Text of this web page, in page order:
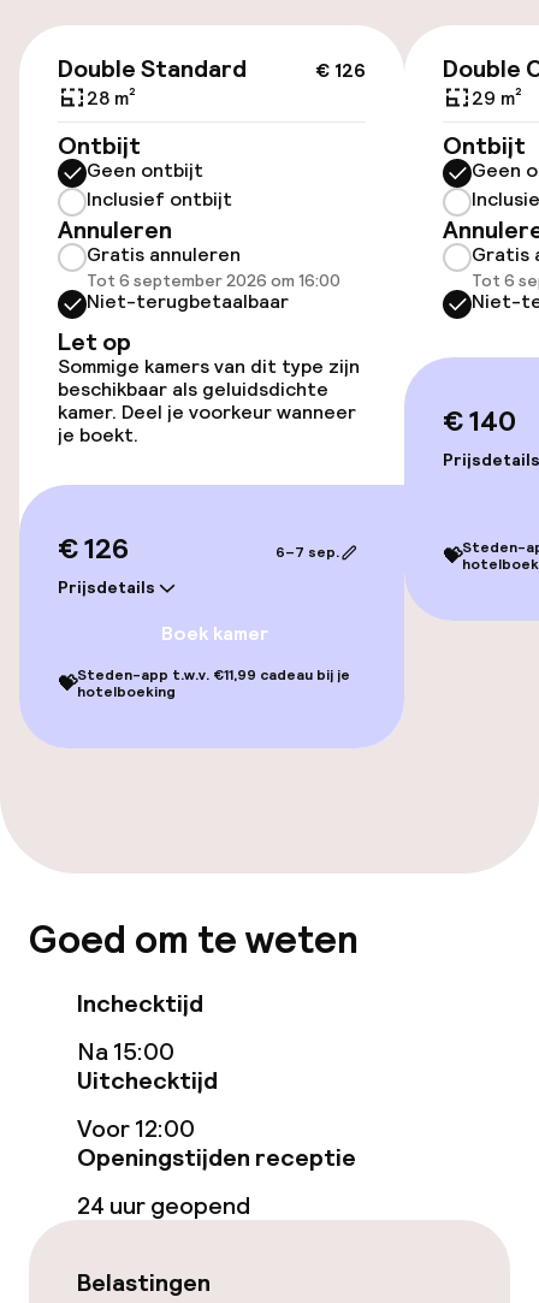
Parkeergelegenheid op eigen terrein
(binnen)
Openbaar parkeren
Toegankelijkheid
Overal rolstoeltoegankelijk
Lift
Voor toegankelijkheid
geoptimaliseerde kamers beschikbaar
Kamers
Voor toegankelijkheid
geoptimaliseerde kamers beschikbaar
Entertainment
Gratis wifi
Bar
Ontbijtbuffet
Lunch à la carte
Diner à la carte
€ 126
Double Standard
28 m²
Ontbijt
Geen ontbijt
Inclusief ontbijt
Annuleren
Gratis annuleren
Tot 6 september 2026 om 16:00
Niet-terugbetaalbaar
Let op
Sommige kamers van dit type zijn
beschikbaar als geluidsdichte
kamer. Deel je voorkeur wanneer
je boekt.
€ 126
Prijsdetails
6–7 sep.
Boek kamer
💝Steden-app t.w.v. €11,99 cadeau bij je
hotelboeking
Double
29 m²
Ontbijt
Geen
Gratis
Tot 6
Niet-
€ 140
Prijsdetails
💝Steden-
Goed om te weten
Inchecktijd
Na 15:00
Uitchecktijd
Voor 12:00
Openingstijden receptie
24 uur geopend
Belastingen